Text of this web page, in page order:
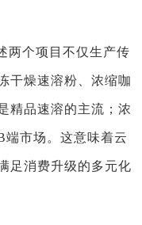
两个项目不仅生产传
干燥速溶粉、浓缩咖
精品速溶的主流；浓
端市场。这意味着云
足消费升级的多元化